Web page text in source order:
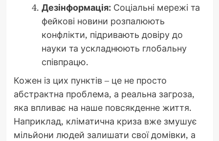
Дезінформація:Соціальні мережі та
фейкові новини розпалюють
конфлікти, підривають довіру до
науки та ускладнюють глобальну
співпрацю.
Кожен із цих пунктів – це не просто
абстрактна проблема, а реальна загроза,
яка впливає на наше повсякденне життя.
Наприклад, кліматична криза вже змушує
мільйони людей залишати свої домівки, а